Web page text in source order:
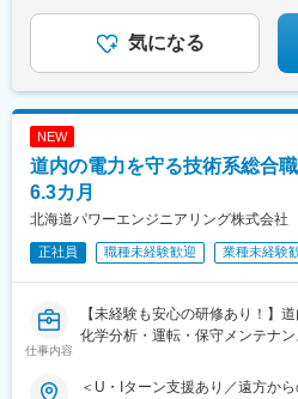
気になる
NEW
道内の電力を守る技術系総合
6.3カ月
北海道パワーエンジニアリング株式会社
正社員 職種未経験歓迎 業種未経験
仕事内容
【未経験も安心の研修あり！】
化学分析・運転・保守メンテナ
＜U・Iターン支援あり／遠方か